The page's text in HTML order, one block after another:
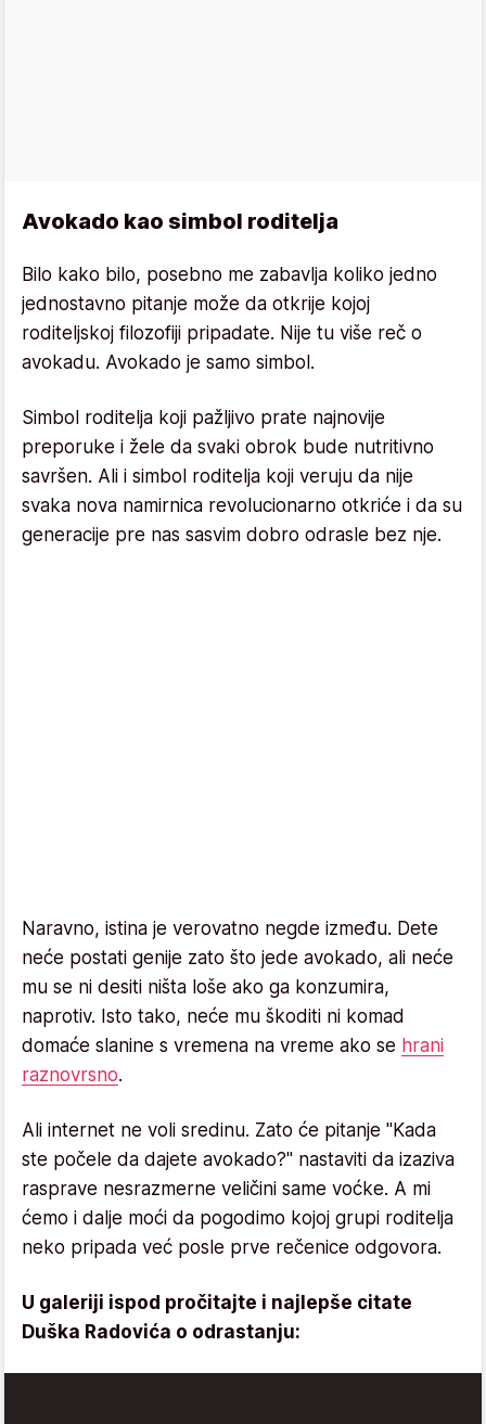
Avokado kao simbol roditelja
Bilo kako bilo, posebno me zabavlja koliko jedno
jednostavno pitanje može da otkrije kojoj
roditeljskoj filozofiji pripadate. Nije tu više reč o
avokadu. Avokado je samo simbol.
Simbol roditelja koji pažljivo prate najnovije
preporuke i žele da svaki obrok bude nutritivno
savršen. Ali i simbol roditelja koji veruju da nije
svaka nova namirnica revolucionarno otkriće i da su
generacije pre nas sasvim dobro odrasle bez nje.
Naravno, istina je verovatno negde između. Dete
neće postati genije zato što jede avokado, ali neće
mu se ni desiti ništa loše ako ga konzumira,
naprotiv. Isto tako, neće mu škoditi ni komad
domaće slanine s vremena na vreme ako se hrani
raznovrsno.
Ali internet ne voli sredinu. Zato će pitanje "Kada
ste počele da dajete avokado?" nastaviti da izaziva
rasprave nesrazmerne veličini same voćke. A mi
ćemo i dalje moći da pogodimo kojoj grupi roditelja
neko pripada već posle prve rečenice odgovora.
U galeriji ispod pročitajte i najlepše citate
Duška Radovića o odrastanju: